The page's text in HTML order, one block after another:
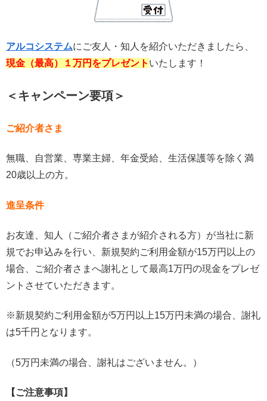
アルコシステムにご友人・知人を紹介いただきましたら、
現金（最高）
１万円をプレゼント いたします！
＜キャンペーン要項＞
ご紹介者さま
無職、自営業、専業主婦、年金受給、生活保護等を除く満
20歳以上の方。
進呈条件
お友達、知人（ご紹介者さまが紹介される方）が当社に新
規でお申込みを行い、新規契約ご利用金額が15万円以上の
場合、ご紹介者さまへ謝礼として最高1万円の現金をプレゼ
ントさせていただきます。
※新規契約ご利用金額が5万円以上15万円未満の場合、謝礼
は5千円となります。
（5万円未満の場合、謝礼はございません。）
【ご注意事項】